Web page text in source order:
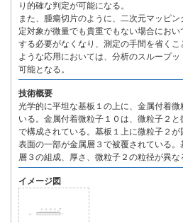
り的確な判定が可能になる。
また、腫瘍切片のように、二次元マッピ
定対象が微量でも貴重でもない場合にお
する必要がなくなり、測定の手間を省く
ような応用においては、分析のスループ
可能となる。
技術概要
光学的に平坦な基板１の上に、金属付着
いる。金属付着微粒子１０は、微粒子２
で構成されている。基板１上に微粒子２
表面の一部が金属層３で被覆されている
層３の組成、厚さ、微粒子２の粒径が異な
イメージ図